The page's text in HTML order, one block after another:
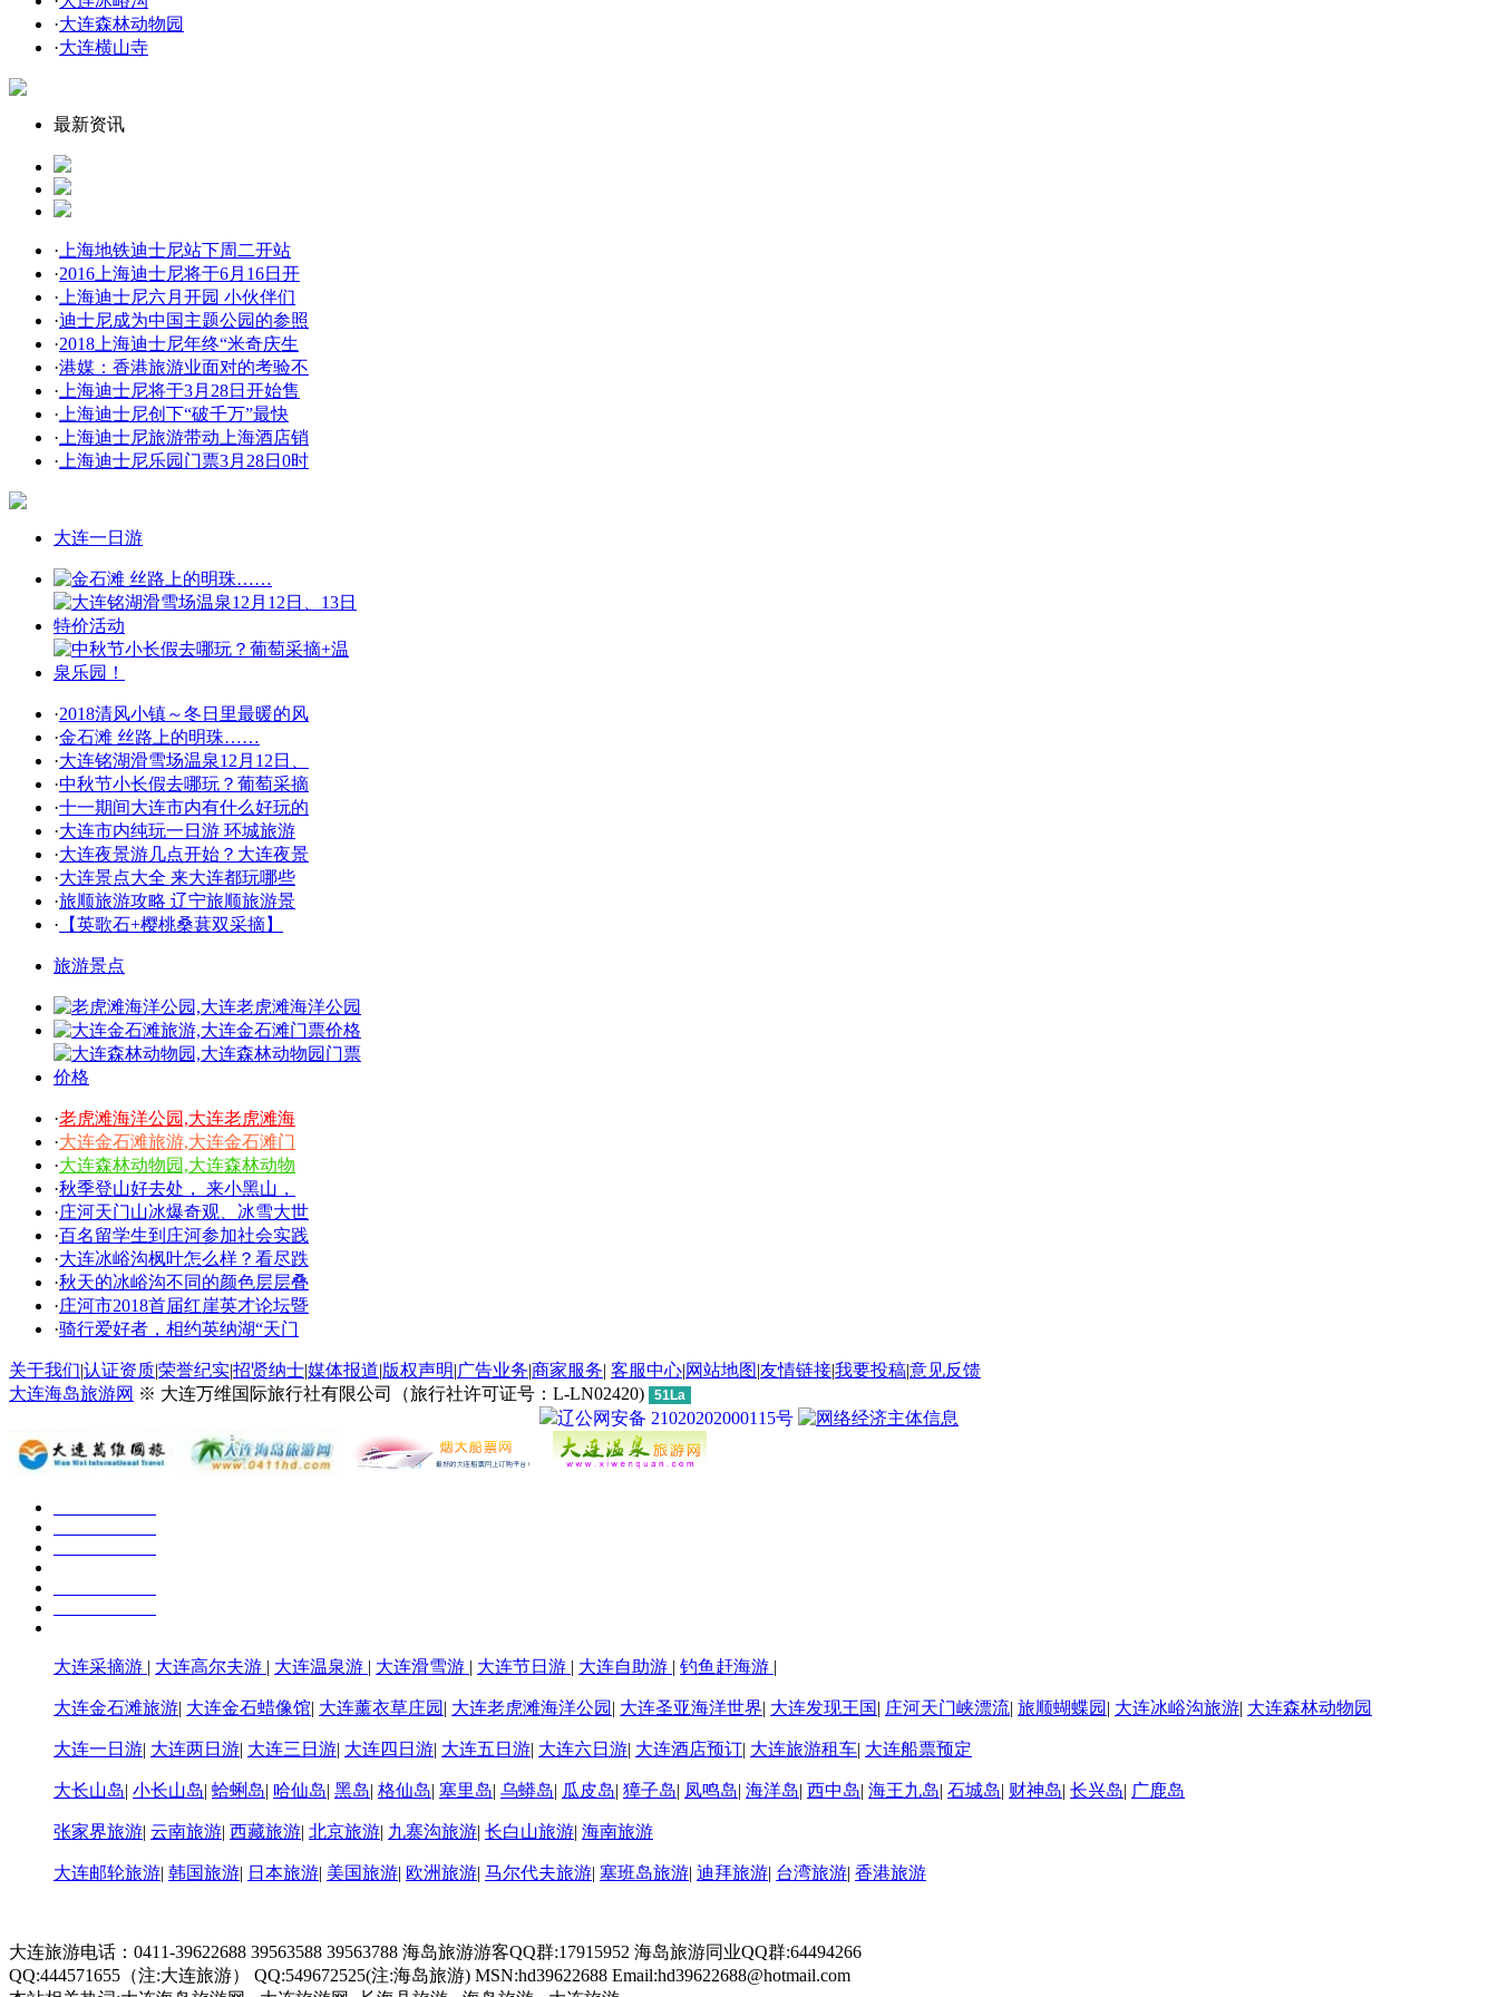
·大连森林动物园
·大连横山寺
最新资讯
· 上海地铁迪士尼站下周二开站
·2016上海迪士尼将于6月16日开
· 上海迪士尼六月开园 小伙伴们
·迪士尼成为中国主题公园的参照
·2018上海迪士尼年终“米奇庆生
·港媒：香港旅游业面对的考验不
· 上海迪士尼将于3月28日开始售
· 上海迪士尼创下“破千万”最快
· 上海迪士尼旅游带动上海酒店销
· 上海迪士尼乐园门票3月28日0时
大连一日游
·2018清风小镇～冬日里最暖的风
·金石滩 丝路上的明珠……
·大连铭湖滑雪场温泉12月12日、
·中秋节小长假去哪玩？葡萄采摘
·十一期间大连市内有什么好玩的
·大连市内纯玩一日游 环城旅游
·大连夜景游几点开始？大连夜景
·大连景点大全 来大连都玩哪些
·旅顺旅游攻略 辽宁旅顺旅游景
· 【英歌石+樱桃桑葚双采摘】
旅游景点
·老虎滩海洋公园,大连老虎滩海
·大连金石滩旅游,大连金石滩门
·大连森林动物园,大连森林动物
·秋季登山好去处， 来小黑山，
·庄河天门山冰爆奇观、冰雪大世
·百名留学生到庄河参加社会实践
·大连冰峪沟枫叶怎么样？看尽跌
·秋天的冰峪沟不同的颜色层层叠
·庄河市2018首届红崖英才论坛暨
·骑行爱好者，相约英纳湖“天门
关于我们|认证资质|荣誉纪实|招贤纳士|媒体报道|版权声明|广告业务|商家服务| 客服中心|网站地图|友情链接|我要投稿|意见反馈
大连海岛旅游网 ※ 大连万维国际旅行社有限公司（旅行社许可证号：L-LN02420) 51La
辽公网安备 21020202000115号
大连采摘游 | 大连高尔夫游 | 大连温泉游 | 大连滑雪游 | 大连节日游 | 大连自助游 | 钓鱼赶海游 |
大连金石滩旅游| 大连金石蜡像馆| 大连薰衣草庄园 | 大连老虎滩海洋公园 | 大连圣亚海洋世界| 大连发现王国| 庄河天门峡漂流| 旅顺蝴蝶园 | 大连冰峪沟旅游| 大连森林动物园
大连一日游| 大连两日游| 大连三日游| 大连四日游| 大连五日游| 大连六日游| 大连酒店预订| 大连旅游租车| 大连船票预定
大长山岛| 小长山岛| 蛤蜊岛| 哈仙岛| 黑岛| 格仙岛| 塞里岛| 乌蟒岛| 瓜皮岛| 獐子岛| 凤鸣岛| 海洋岛| 西中岛| 海王九岛| 石城岛| 财神岛| 长兴岛| 广鹿岛
张家界旅游| 云南旅游| 西藏旅游| 北京旅游| 九寨沟旅游| 长白山旅游| 海南旅游
大连邮轮旅游| 韩国旅游| 日本旅游| 美国旅游| 欧洲旅游| 马尔代夫旅游| 塞班岛旅游| 迪拜旅游| 台湾旅游| 香港旅游
大连旅游电话：0411-39622688 39563588 39563788 海岛旅游游客QQ群:17915952 海岛旅游同业QQ群:64494266
QQ:444571655（注:大连旅游） QQ:549672525(注:海岛旅游) MSN:hd39622688 Email:hd39622688@hotmail.com